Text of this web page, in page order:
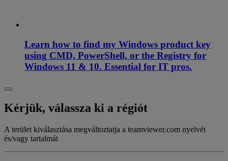
Learn how to find my Windows product key
using CMD, PowerShell, or the Registry for
Windows 11 & 10. Essential for IT pros.
Kérjük, válassza ki a régiót
A terület kiválasztása megváltoztatja a teamviewer.com nyelvét
és/vagy tartalmát